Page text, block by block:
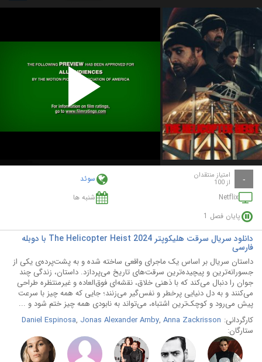
Play
Video
- امتیاز منتقدان
از 100
سوئد
Netflix
شنبه ها
پایان فصل 1
دانلود سریال سرقت هلیکوپتر The Helicopter Heist 2024 با دوبله
فارسی
داستان سریال بر اساس یک ماجرای واقعی ساخته شده و به پشت‌پرده‌ی یکی از
جسورانه‌ترین و پیچیده‌ترین سرقت‌های تاریخ می‌پردازد. داستان، زندگی چند
جوان را دنبال می‌کند که با ذهنی خلاق، نقشه‌ای فوق‌العاده و غیرمنتظره طراحی
می‌کنند و به دل دنیایی پرخطر و نفس‌گیر می‌زنند؛ جایی که همه چیز با سرعت
پیش می‌رود و کوچک‌ترین اشتباه، می‌تواند به نابودی همه چیز ختم شود و ...
کارگردانی:
Daniel Espinosa, Jonas Alexander Arnby, Anna Zackrisson
ستارگان: